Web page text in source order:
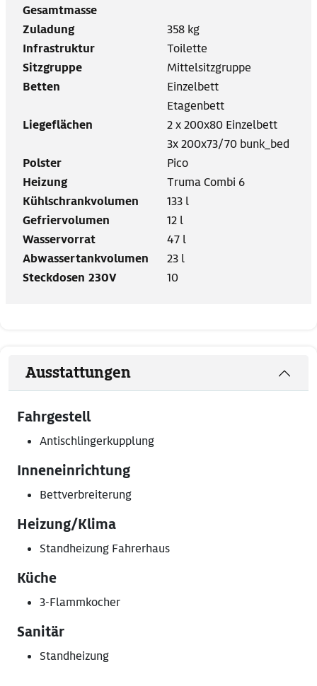
Gesamtmasse
Zuladung
358 kg
Infrastruktur
Toilette
Sitzgruppe
Mittelsitzgruppe
Betten
Einzelbett
Etagenbett
Liegeflächen
2 x 200x80 Einzelbett
3x 200x73/70 bunk_bed
Polster
Pico
Heizung
Truma Combi 6
Kühlschrankvolumen
133 l
Gefriervolumen
12 l
Wasservorrat
47 l
Abwassertankvolumen
23 l
Steckdosen 230V
10
Ausstattungen
Fahrgestell
Antischlingerkupplung
Inneneinrichtung
Bettverbreiterung
Heizung/Klima
Standheizung Fahrerhaus
Küche
3-Flammkocher
Sanitär
Standheizung